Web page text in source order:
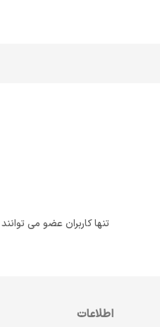
تنها کاربران عضو می
اطلاعات